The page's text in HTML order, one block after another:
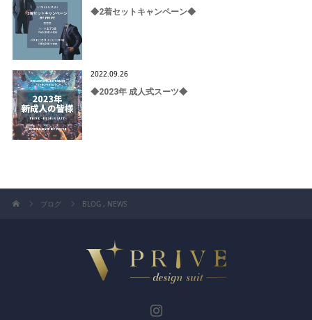
◆2着セットキャンペーン◆
2022.09.26
◆2023年 成人式スーツ◆
ブログ BLOG , NEWS